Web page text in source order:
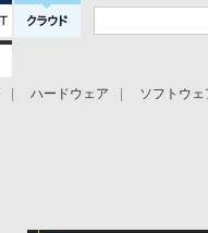
ハードウェア
ソフトウェ